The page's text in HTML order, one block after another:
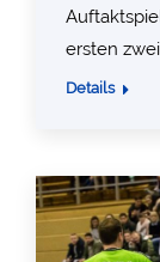
ersten
Details